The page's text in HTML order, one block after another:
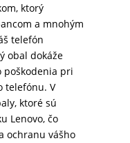
ktorý
a mnohým
telefón
obal dokáže
poškodenia pri
telefónu. V
ktoré sú
Lenovo, čo
ochranu vášho